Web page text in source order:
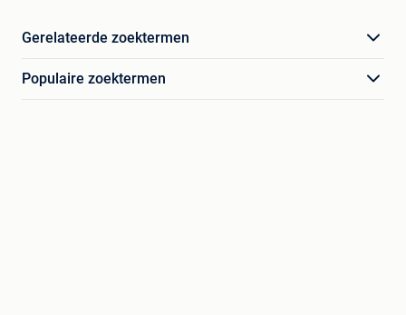
Gerelateerde zoektermen
Populaire zoektermen